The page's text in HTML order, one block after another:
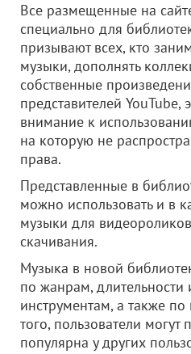
Все размещенные на
специально для
призывают всех, кто
музыки, дополнять
собственные
представителей YouTube,
внимание к
на которую не
права.
Представленные в
можно использовать и в
музыки для
скачивания.
Музыка в новой
по жанрам, длительности
инструментам, а также
того, пользователи могут
популярна у других